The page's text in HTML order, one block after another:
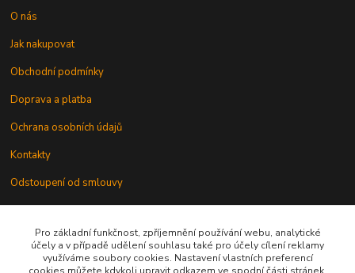
O nás
Jak nakupovat
Obchodní podmínky
Doprava a platba
Ochrana osobních údajů
Kontakty
Odstoupení od smlouvy
Pro základní funkčnost, zpříjemnění používání webu, analytické
účely a v případě udělení souhlasu také pro účely cílení reklamy
využíváme soubory cookies. Nastavení vlastních preferencí